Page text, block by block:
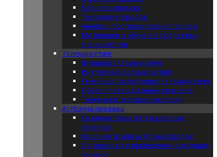
Процессы продаж
Технологии продаж
Анализ и прогнозирование продаж
Мотивация и обучение продажных
специалистов
Телемаркетинг
Внешний телемаркетинг
Внутренний телемаркетинг
Генерация лидов через телемаркетинг
Обзвон потенциальных клиентов
Телемаркетинговые кампании
Аутбаунд-продажи
Создание базы потенциальных
клиентов
Колл-центр для аутбаунд-продаж
Организация и проведение исходящих
звонков